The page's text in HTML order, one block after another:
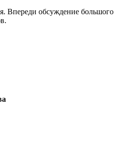
Впереди обсуждение большого